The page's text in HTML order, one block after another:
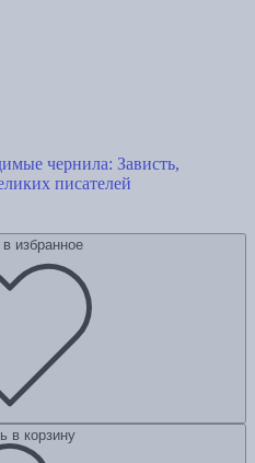
чернила: Зависть,
писателей
избранное
в корзину